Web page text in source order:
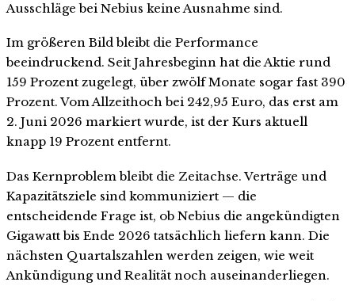
Ausschläge bei Nebius keine Ausnahme sind.
Im größeren Bild bleibt die Performance
beeindruckend. Seit Jahresbeginn hat die Aktie rund
159 Prozent zugelegt, über zwölf Monate sogar fast 390
Prozent. Vom Allzeithoch bei 242,95 Euro, das erst am
2. Juni 2026 markiert wurde, ist der Kurs aktuell
knapp 19 Prozent entfernt.
Das Kernproblem bleibt die Zeitachse. Verträge und
Kapazitätsziele sind kommuniziert — die
entscheidende Frage ist, ob Nebius die angekündigten
Gigawatt bis Ende 2026 tatsächlich liefern kann. Die
nächsten Quartalszahlen werden zeigen, wie weit
Ankündigung und Realität noch auseinanderliegen.